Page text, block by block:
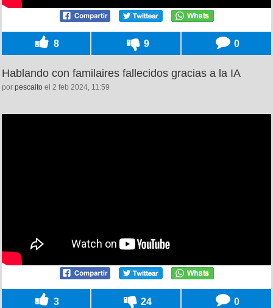
8 9 0
Hablando con familaires fallecidos gracias a la IA
por pescaito el 2 feb 2024, 11:59
3 24 0